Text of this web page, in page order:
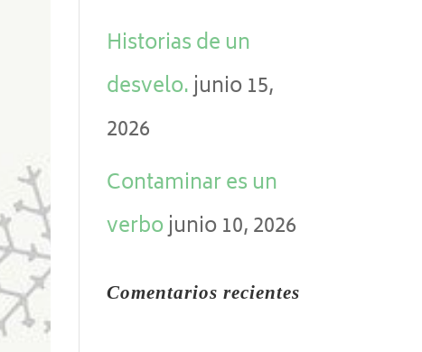
Historias de un
desvelo.junio 15,
2026
Contaminar es un
verbojunio 10, 2026
Comentarios recientes